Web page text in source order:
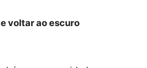
voltar ao escuro